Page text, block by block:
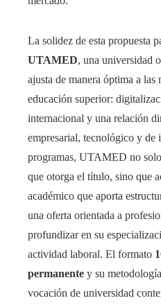
La solidez de esta propuesta
UTAMED, una universidad
ajusta de manera óptima a las
educación superior:
internacional y una relación
empresarial, tecnológico y de
programas, UTAMED no
que otorga el título, sino que
académico que aporta
una oferta orientada a
profundizar en su
actividad laboral. El formato
permanente y su
vocación de universidad